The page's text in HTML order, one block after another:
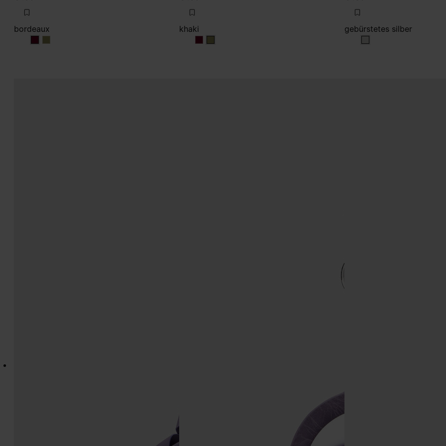
bordeaux
bordeaux
bordeaux
khaki
khakikhaki
gebürstetes silber
gebürstetes silber